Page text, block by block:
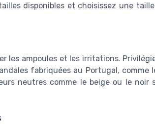
disponibles et choisissez une
les ampoules et les irritations.
fabriquées au Portugal, comme
neutres comme le beige ou le noir